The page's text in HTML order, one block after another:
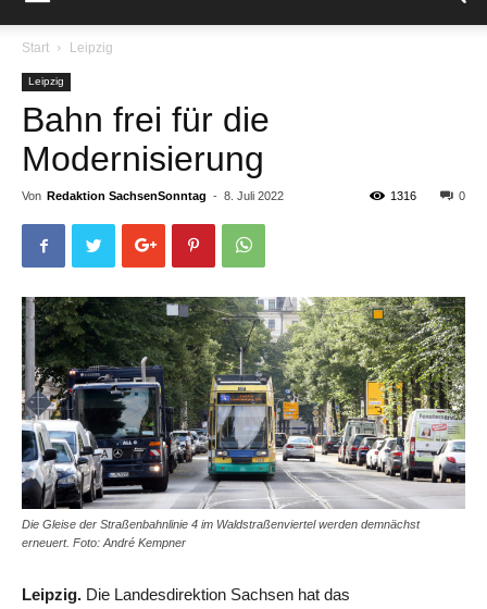
Start Leipzig
Leipzig
Bahn frei für die
Modernisierung
Von Redaktion SachsenSonntag - 8. Juli 2022 0
1316
Die Gleise der Straßenbahnlinie 4 im Waldstraßenviertel werden demnächst
erneuert. Foto: André Kempner
Leipzig. Die Landesdirektion Sachsen hat das